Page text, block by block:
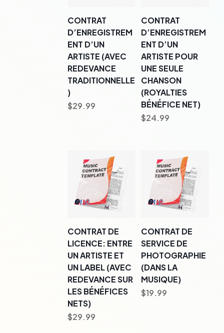
CONTRAT
D’ENREGISTREM
ENT D’UN
ARTISTE (AVEC
REDEVANCE
TRADITIONNELLE
)
$29.99
CONTRAT
D’ENREGISTREM
ENT D’UN
ARTISTE POUR
UNE SEULE
CHANSON
(ROYALTIES
BÉNÉFICE NET)
$24.99
CONTRAT DE
LICENCE: ENTRE
UN ARTISTE ET
UN LABEL (AVEC
REDEVANCE SUR
LES BÉNÉFICES
NETS)
$29.99
CONTRAT DE
SERVICE DE
PHOTOGRAPHIE
(DANS LA
MUSIQUE)
$19.99